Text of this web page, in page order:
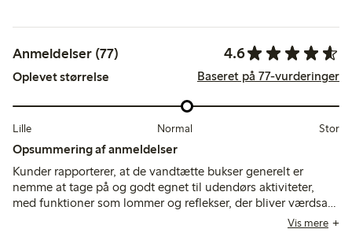
Anmeldelser (77) 4.6
Oplevet størrelse Baseret på 77-vurderinger
Lille Normal Stor
Opsummering af anmeldelser
Kunder rapporterer, at de vandtætte bukser generelt er
nemme at tage på og godt egnet til udendørs aktiviteter,
med funktioner som lommer og reflekser, der bliver værdsat.
Dog bemærker mange, at pasformen kan være stor, især ved
Vis mere